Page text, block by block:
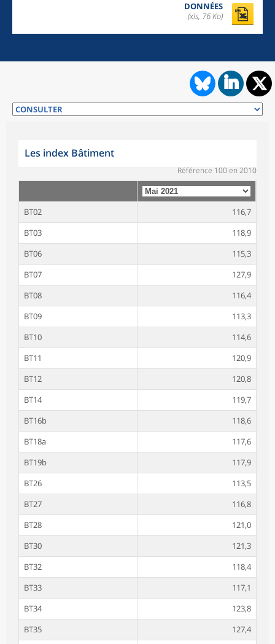
DONNÉES
(xls, 76 Ko)
Les index Bâtiment
Référence 100 en 2010
BT02
116,7
BT03
118,9
BT06
115,3
BT07
127,9
BT08
116,4
BT09
113,3
BT10
114,6
BT11
120,9
BT12
120,8
BT14
119,7
BT16b
118,6
BT18a
117,6
BT19b
117,9
BT26
113,5
BT27
116,8
BT28
121,0
BT30
121,3
BT32
118,4
BT33
117,1
BT34
123,8
BT35
127,4